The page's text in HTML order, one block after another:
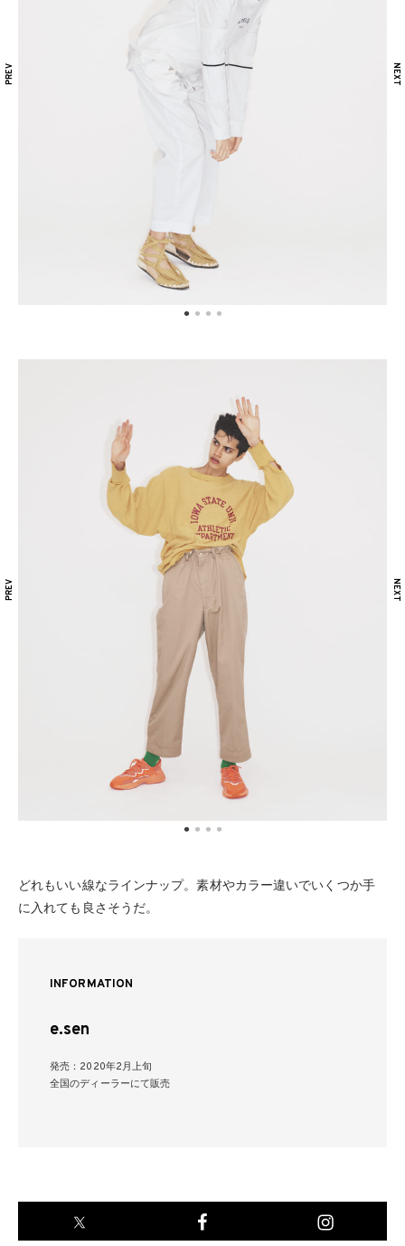
どれもいい線なラインナップ。素材やカラー違いでいくつか手
に入れても良さそうだ。
INFORMATION
e.sen
発売：2020年2月上旬
全国のディーラーにて販売